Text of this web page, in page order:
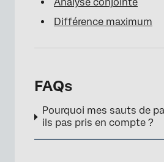
Analyse conjointe
Différence maximum
FAQs
Pourquoi mes sauts de
ils pas pris en compte ?